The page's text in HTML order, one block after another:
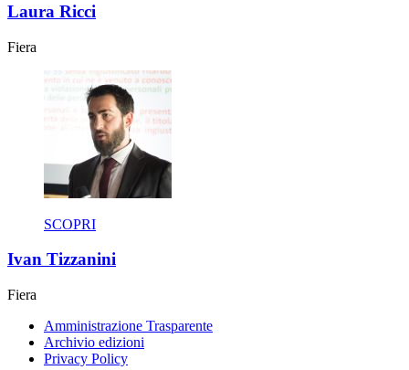
Laura Ricci
Fiera
SCOPRI
Ivan Tizzanini
Fiera
Amministrazione Trasparente
Archivio edizioni
Privacy Policy